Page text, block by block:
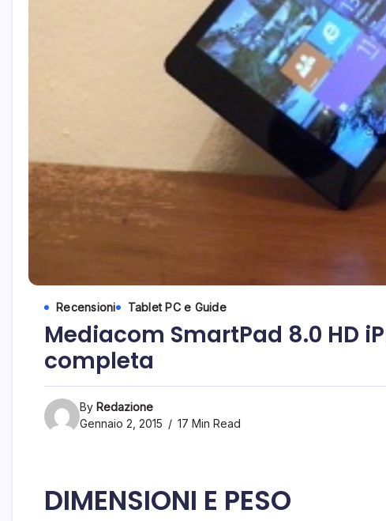
Recensioni Tablet PC e Guide
Mediacom SmartPad 8.0 HD
completa
By Redazione
Gennaio 2, 2015
17 Min Read
DIMENSIONI E PESO